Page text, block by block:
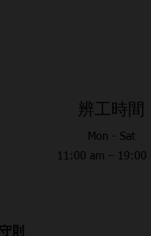
​辨工時間
Mon - Sat
11:00 am – 19:00
則